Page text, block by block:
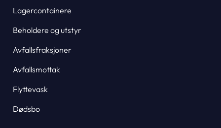
Lagercontainere
Beholdere og utstyr
Avfallsfraksjoner
Avfallsmottak
Flyttevask
Dødsbo